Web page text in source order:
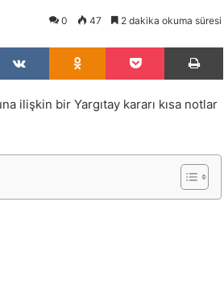
0 47 2 dakika okuma süresi
VKontakte Odnoklassniki Pocket
ilişkin bir Yargıtay kararı kısa notlar